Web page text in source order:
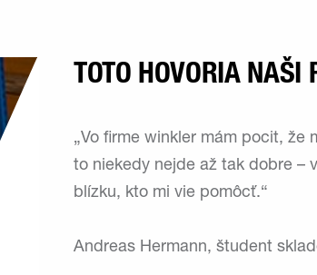
TOTO HOVORIA NAŠI
„Vo firme winkler mám pocit, že
to niekedy nejde až tak dobre –
blízku, kto mi vie pomôcť.“
Andreas Hermann, študent